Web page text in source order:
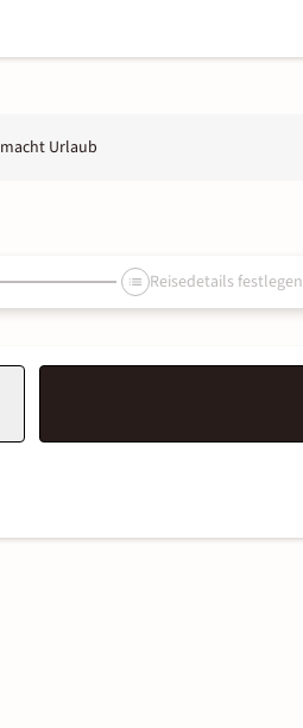
macht Urlaub
Reisedetails festlegen